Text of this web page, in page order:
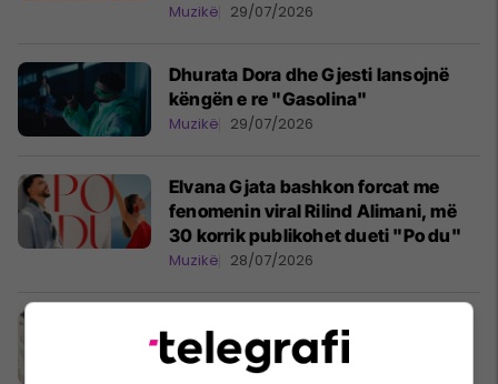
Muzikë 29/07/2026
Dhurata Dora dhe Gjesti lansojnë
këngën e re "Gasolina"
Muzikë 29/07/2026
Elvana Gjata bashkon forcat me
fenomenin viral Rilind Alimani, më
30 korrik publikohet dueti "Po du"
Muzikë 28/07/2026
koncerteve të mbetura për verën,
këtë të shtunë performon në Ohër -